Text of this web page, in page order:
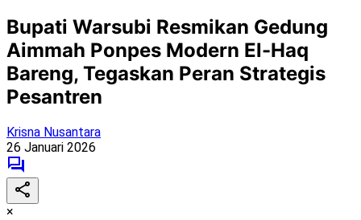
Bupati Warsubi Resmikan Gedung
Aimmah Ponpes Modern El-Haq
Bareng, Tegaskan Peran Strategis
Pesantren
Krisna Nusantara
26 Januari 2026
×